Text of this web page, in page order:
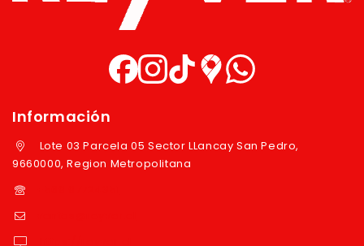
Información
Lote 03 Parcela 05 Sector LLancay San Pedro,
9660000, Region Metropolitana